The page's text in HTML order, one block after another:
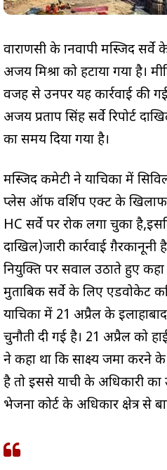
वाराणसी के ज्ञानवापी मस्जिद
अजय मिश्रा को हटाया गया है।
वजह से उनपर यह कार्रवाई की
अजय प्रताप सिंह सर्वे रिपोर्ट
का समय दिया गया है।
मस्जिद कमेटी ने याचिका में
प्लेस ऑफ वर्शिप एक्ट के
HC सर्वे पर रोक लगा चुका
दाखिल)जारी कार्रवाई ग़ैरकानूनी
नियुक्ति पर सवाल उठाते हुए कहा
मुताबिक सर्वे के लिए एडवोकेट
याचिका में 21 अप्रैल के
चुनौती दी गई है। 21 अप्रैल को
ने कहा था कि साक्ष्य जमा करने
है तो इससे याची के अधिकारी
भेजना कोर्ट के अधिकार क्षेत्र से